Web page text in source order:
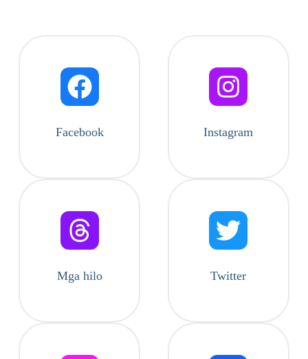
Facebook Instagram
Mga hilo Twitter